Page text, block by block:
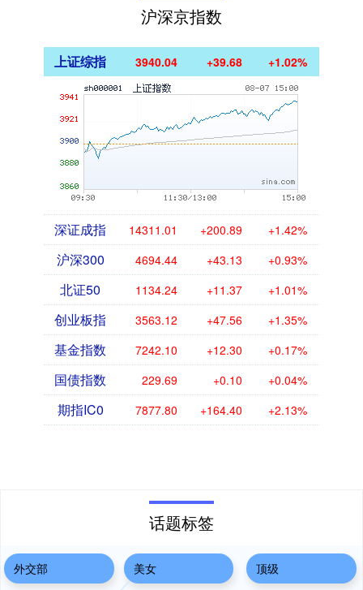
沪深京指数
上证综指 3940.04 +39.68 +1.02%
深证成指 14311.01 +200.89 +1.42%
沪深300 4694.44 +43.13 +0.93%
北证50 1134.24 +11.37 +1.01%
创业板指 3563.12 +47.56 +1.35%
基金指数 7242.10 +12.30 +0.17%
国债指数 229.69 +0.10 +0.04%
期指IC0 7877.80 +164.40 +2.13%
话题标签
外交部 美女 顶级